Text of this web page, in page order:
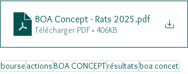
BOA Concept - Rats 2025 .pdf
Télécharger PDF • 406KB
bourse actionsBOA CONCEPTrésultats boa concet